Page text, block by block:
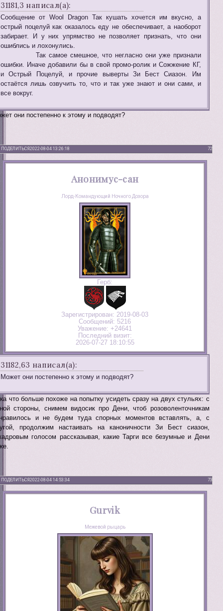
31181,3 написал(а):
Сообщение от Wool Dragon Так кушать хочется им вкусно, а
острый поцелуй как оказалось еду не обеспечивает, а наоборот
забирает. И у них упрямство не позволяет признать, что они
ошиблись и лохонулись.
Так самое смешное, что негласно они уже признали
ошибки. Иначе добавили бы в свой промо-ролик и Сожжение КГ,
и Острый Поцелуй, и прочие выверты Зи Бест Сиазон. Им
остаётся лишь озвучить то, что и так уже знают и они сами, и
все вокруг.
они постепенно к этому и подводят?
ПОДЕЛИТЬСЯ 72
2022-08-04 13:26:18
Анонимус-сан
Лорд-Командующий Ночного Дозора
Герб:
Зарегистрирован: 2019-08-03
Сообщений: 5216
Уважение: +24641
Последний визит:
2026-07-27 18:10:55
31182,63 написал(а):
Может они постепенно к этому и подводят?
что больше похоже на попытку усидеть сразу на двух стульях: с
стороны, снимем видосик про Дени, чтоб розоволенточникам
и не будем туда спорных моментов вставлять, а, с
продолжим настаивать на каноничности Зи Бест сиазон,
голосом рассказывая, какие Тарги все безумные и Дени
ПОДЕЛИТЬСЯ 73
2022-08-04 14:53:34
Gurvik
Межевой рыцарь